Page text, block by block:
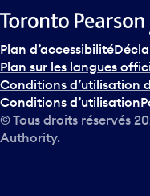
Plan d’accessibilité
Plan sur les langues
Conditions d’utilisation
Conditions d’utilisation
© Tous droits réservés
Authority.